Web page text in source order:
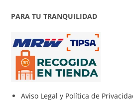
PARA TU TRANQUILIDAD
Aviso Legal y Política de